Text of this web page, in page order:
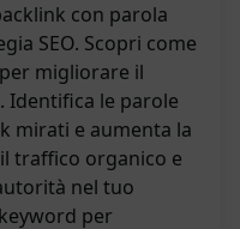
con parola
SEO. Scopri come
migliorare il
Identifica le parole
mirati e aumenta la
traffico organico e
nel tuo
per